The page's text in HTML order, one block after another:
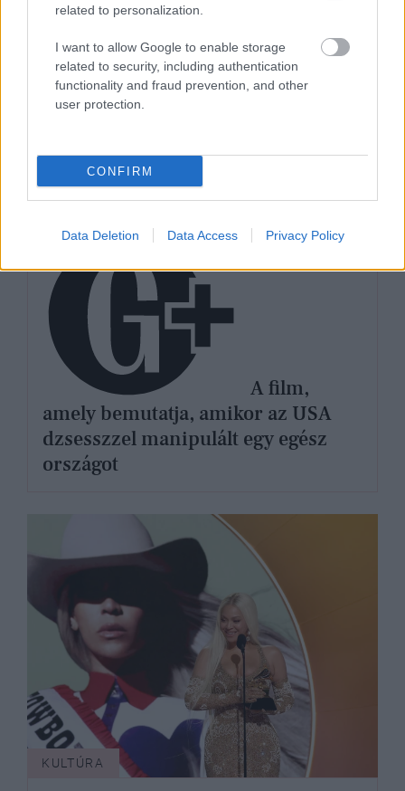
related to personalization.
I want to allow Google to enable storage
related to security, including authentication
functionality and fraud prevention, and other
user protection.
CONFIRM
Data Deletion Data Access Privacy Policy
KULTÚRA
amely bemutatja, amikor az USA
dzsesszzel manipulált egy egész
országot
KULTÚRA